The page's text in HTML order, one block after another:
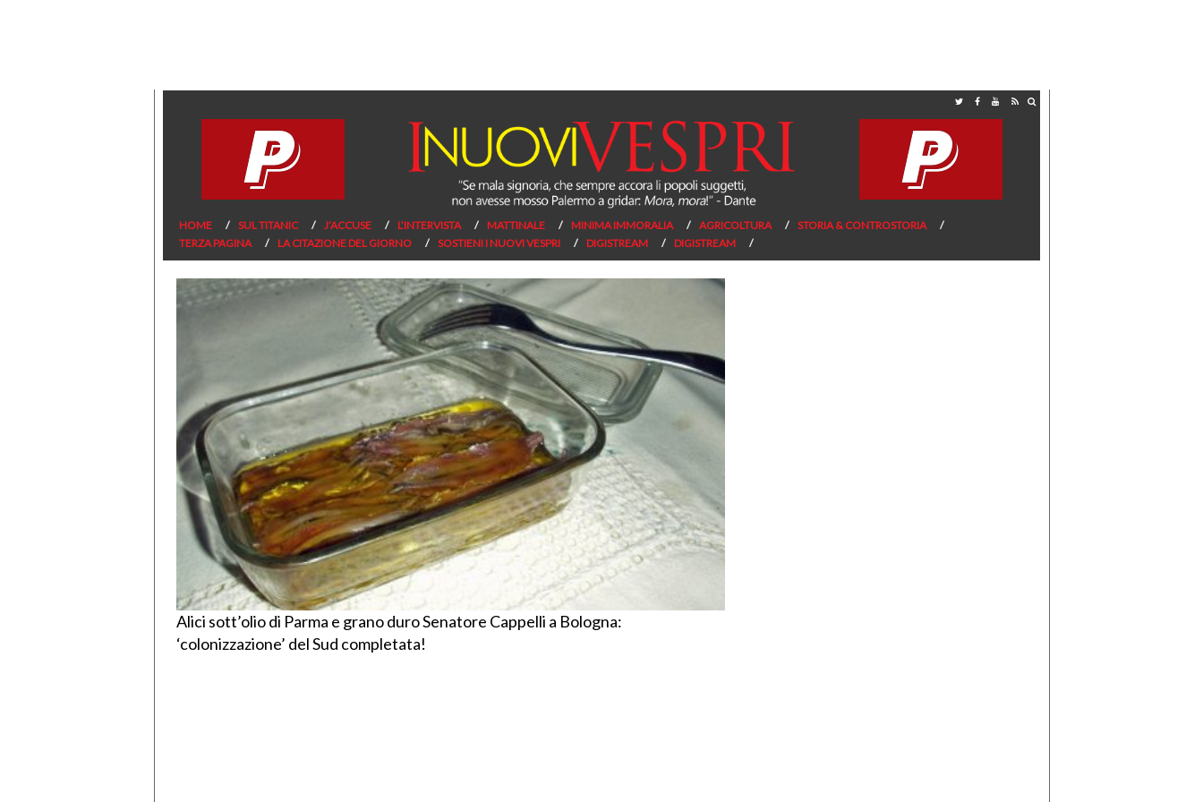
HOME SUL TITANIC J’ACCUSE L’INTERVISTA MATTINALE MINIMA IMMORALIA AGRICOLTURA
STORIA & CONTROSTORIA
TERZA PAGINA
LA CITAZIONE DEL GIORNO SOSTIENI I NUOVI VESPRI DIGISTREAM DIGISTREAM
Alici sott’olio di Parma e grano duro Senatore Cappelli a Bologna:
‘colonizzazione’ del Sud completata!